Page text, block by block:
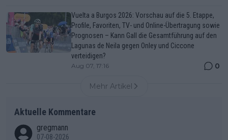
Vuelta a Burgos 2026: Vorschau auf die 5. Etappe,
Profile, Favoriten, TV- und Online-Übertragung sowie
Prognosen – Kann Gall die Gesamtführung auf den
Lagunas de Neila gegen Onley und Ciccone
verteidigen?
Aug 07, 17:16 0
Mehr Artikel
Aktuelle Kommentare
gregmann
07-08-2026